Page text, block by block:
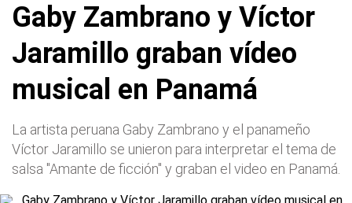
Gaby Zambrano y Víctor
Jaramillo graban vídeo
musical en Panamá
La artista peruana Gaby Zambrano y el panameño
Víctor Jaramillo se unieron para interpretar el tema de
salsa "Amante de ficción" y graban el video en Panamá.